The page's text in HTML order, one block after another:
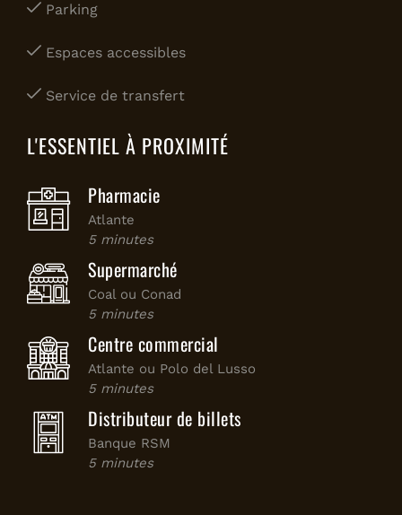
Parking
Espaces accessibles
Service de transfert
L'ESSENTIEL À PROXIMITÉ
Pharmacie
Atlante
5 minutes
Supermarché
Coal ou Conad
5 minutes
Centre commercial
Atlante ou Polo del Lusso
5 minutes
Distributeur de billets
Banque RSM
5 minutes